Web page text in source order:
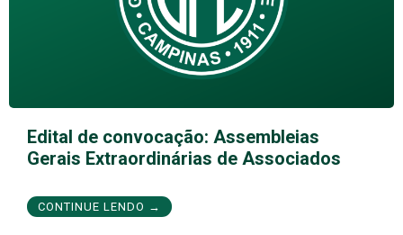
Edital de convocação: Assembleias
Gerais Extraordinárias de Associados
CONTINUE LENDO →